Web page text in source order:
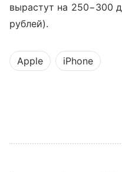
вырастут на 250−300
рублей).
Apple iPhone